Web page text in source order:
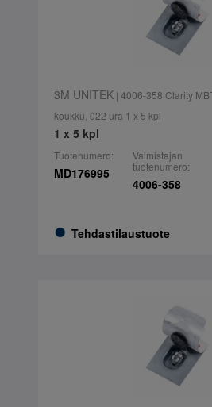
3M UNITEK| 4006-358 Clarity
koukku, 022 ura 1 x 5 kpl
1 x 5 kpl
Tuotenumero:
MD176995
Tehdastilaustuote
Valmistajan
tuotenumero:
4006-358